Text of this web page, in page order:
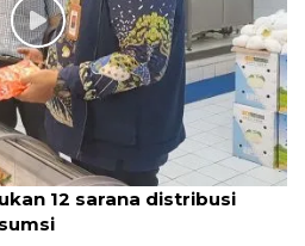
12 sarana distribusi